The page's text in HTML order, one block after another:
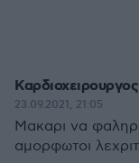
Καρδιοχειρουργος
23.09.2021, 21:05
Μακαρι να
αμορφωτοι